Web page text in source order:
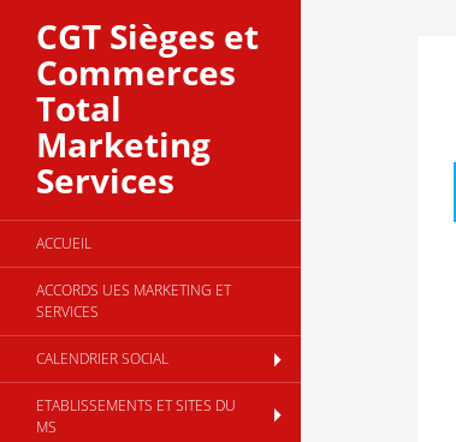
CGT Sièges et
Commerces
Total
Marketing
Services
ACCUEIL
ACCORDS UES MARKETING ET
SERVICES
CALENDRIER SOCIAL
ETABLISSEMENTS ET SITES DU
MS